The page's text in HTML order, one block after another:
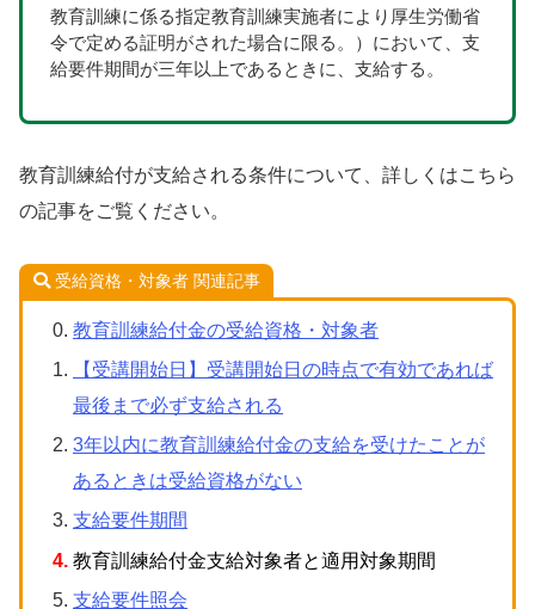
教育訓練に係る指定教育訓練実施者により厚生労働省
令で定める証明がされた場合に限る。）において、支
給要件期間が三年以上であるときに、支給する。
教育訓練給付が支給される条件について、詳しくはこちら
の記事をご覧ください。
受給資格・対象者 関連記事
教育訓練給付金の受給資格・対象者
【受講開始日】受講開始日の時点で有効であれば
最後まで必ず支給される
3年以内に教育訓練給付金の支給を受けたことが
あるときは受給資格がない
支給要件期間
教育訓練給付金支給対象者と適用対象期間
支給要件照会